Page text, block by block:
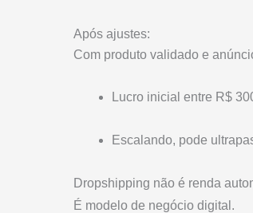
Após ajustes:
Com produto validado e
Lucro inicial entre R$
Escalando, pode
Dropshipping não é renda
É modelo de negócio digital.